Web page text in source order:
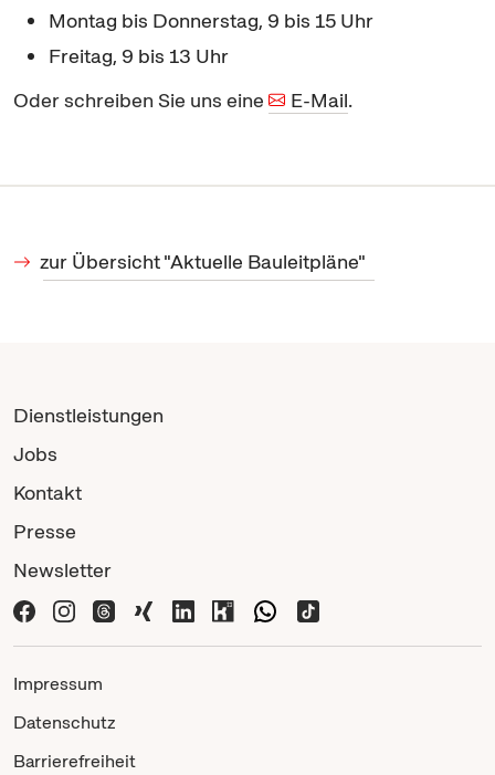
Montag bis Donnerstag, 9 bis 15 Uhr
Freitag, 9 bis 13 Uhr
Oder schreiben Sie uns eine
E-Mail.
zur Übersicht "Aktuelle Bauleitpläne"
Dienstleistungen
Jobs
Kontakt
Presse
Newsletter
Impressum
Datenschutz
Barrierefreiheit